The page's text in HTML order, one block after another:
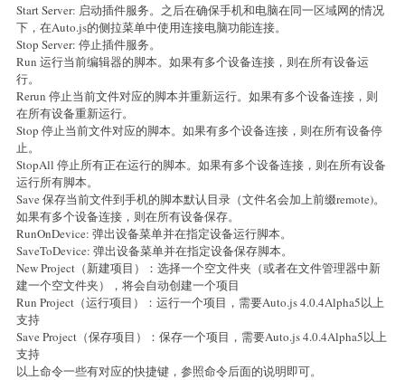
Start Server: 启动插件服务。之后在确保手机和电脑在同一区域网的情况
下，在Auto.js的侧拉菜单中使用连接电脑功能连接。
Stop Server: 停止插件服务。
Run 运行当前编辑器的脚本。如果有多个设备连接，则在所有设备运
行。
Rerun 停止当前文件对应的脚本并重新运行。如果有多个设备连接，则
在所有设备重新运行。
Stop 停止当前文件对应的脚本。如果有多个设备连接，则在所有设备停
止。
StopAll 停止所有正在运行的脚本。如果有多个设备连接，则在所有设备
运行所有脚本。
Save 保存当前文件到手机的脚本默认目录（文件名会加上前缀remote)。
如果有多个设备连接，则在所有设备保存。
RunOnDevice: 弹出设备菜单并在指定设备运行脚本。
SaveToDevice: 弹出设备菜单并在指定设备保存脚本。
New Project（新建项目）：选择一个空文件夹（或者在文件管理器中新
建一个空文件夹），将会自动创建一个项目
Run Project（运行项目）：运行一个项目，需要Auto.js 4.0.4Alpha5以上
支持
Save Project（保存项目）：保存一个项目，需要Auto.js 4.0.4Alpha5以上
支持
以上命令一些有对应的快捷键，参照命令后面的说明即可。